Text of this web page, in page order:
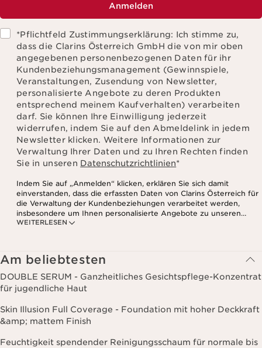
Anmelden
*Pflichtfeld Zustimmungserklärung: Ich stimme zu,
dass die Clarins Österreich GmbH die von mir oben
angegebenen personenbezogenen Daten für ihr
Kundenbeziehungsmanagement (Gewinnspiele,
Veranstaltungen, Zusendung von Newsletter,
personalisierte Angebote zu deren Produkten
entsprechend meinem Kaufverhalten) verarbeiten
darf. Sie können Ihre Einwilligung jederzeit
widerrufen, indem Sie auf den Abmeldelink in jedem
Newsletter klicken. Weitere Informationen zur
Verwaltung Ihrer Daten und zu Ihren Rechten finden
Sie in unseren Datenschutzrichtlinien*
WEITERLESEN
Indem Sie auf „Anmelden“ klicken, erklären Sie sich damit
einverstanden, dass die erfassten Daten von Clarins Österreich für
die Verwaltung der Kundenbeziehungen verarbeitet werden,
insbesondere um Ihnen personalisierte Angebote zu unseren
Produkten und Dienstleistungen entsprechend Ihrem
Websites Dritter, sowie für analytische Zwecke.
Am beliebtesten
DOUBLE SERUM - Ganzheitliches Gesichtspflege-Konzentrat
für jugendliche Haut
Skin Illusion Full Coverage - Foundation mit hoher Deckkraft
&amp; mattem Finish
Feuchtigkeit spendender Reinigungsschaum für normale bis